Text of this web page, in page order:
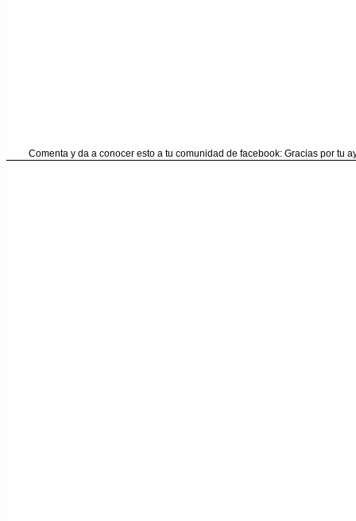
Comenta y da a conocer esto a tu comunidad de facebook: Gracias por tu